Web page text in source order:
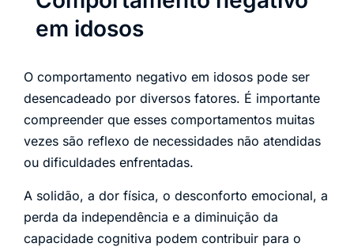
em idosos
O comportamento negativo em idosos pode ser
desencadeado por diversos fatores. É importante
compreender que esses comportamentos muitas
vezes são reflexo de necessidades não atendidas
ou dificuldades enfrentadas.
A solidão, a dor física, o desconforto emocional, a
perda da independência e a diminuição da
capacidade cognitiva podem contribuir para o